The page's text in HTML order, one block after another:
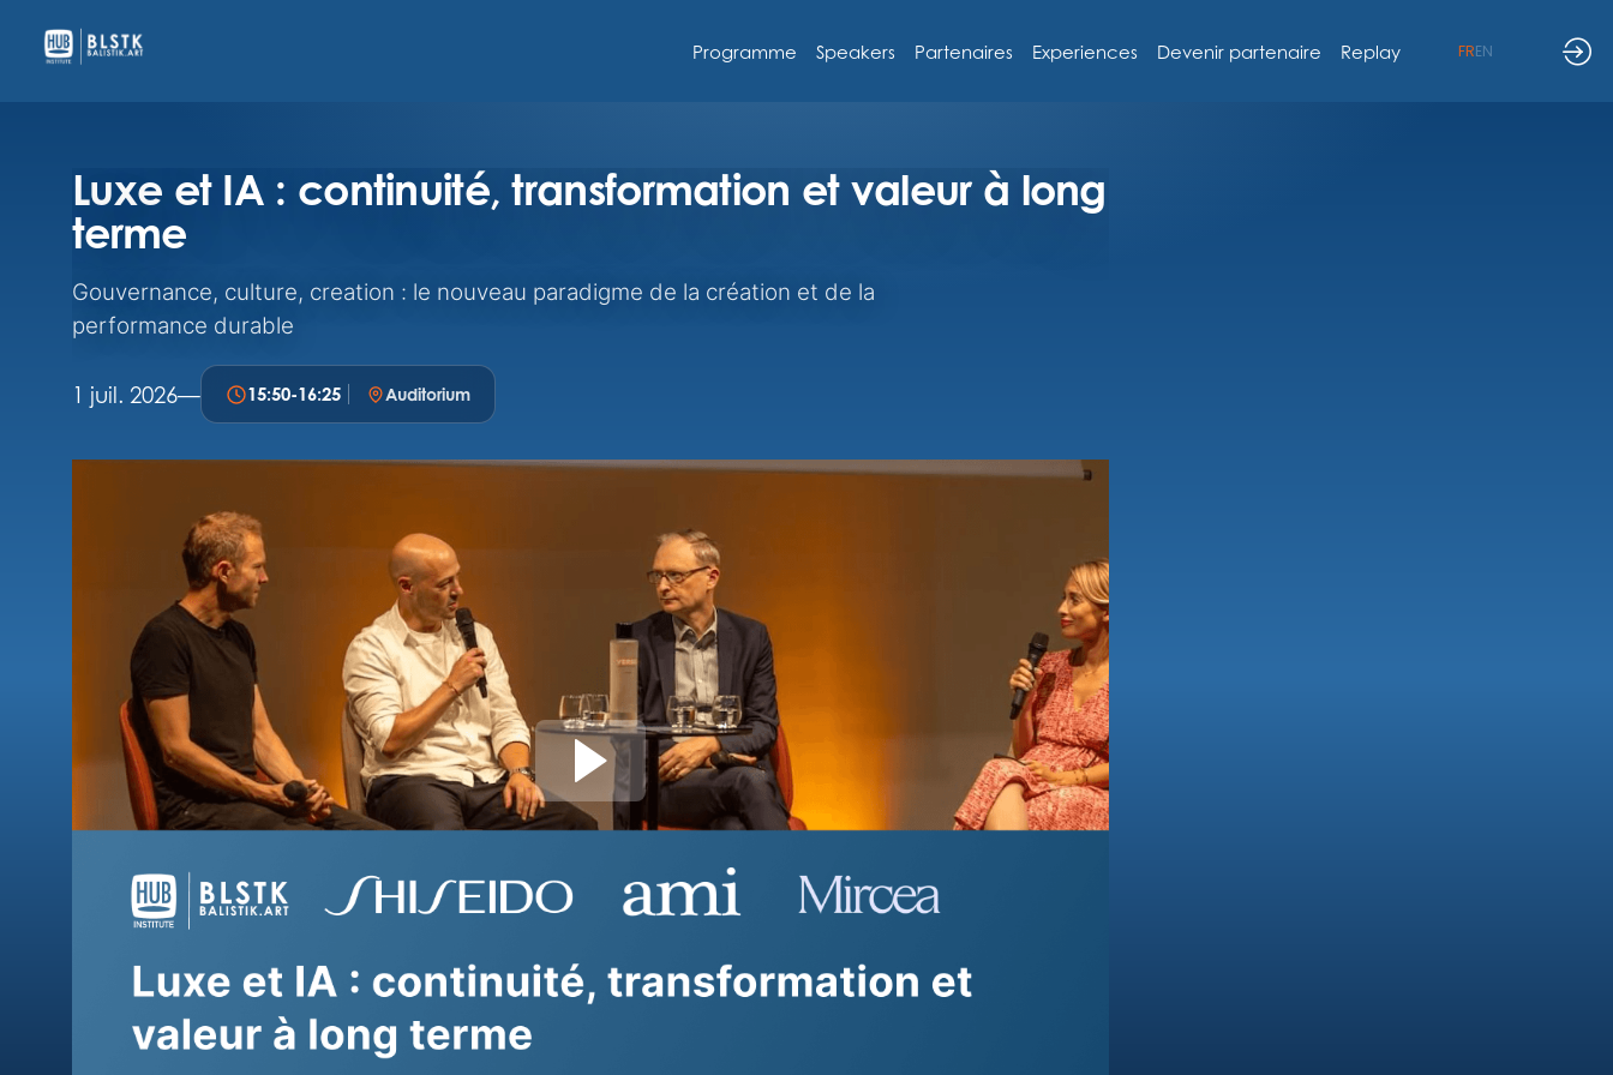
Programme Speakers Partenaires Experiences Devenir partenaire Replay FREN
Luxe et IA : continuité, transformation et valeur à long
terme
Gouvernance, culture, creation : le nouveau paradigme de la création et de la
performance durable
1 juil. 2026— 15:50-16:25 Auditorium
Participer à la session